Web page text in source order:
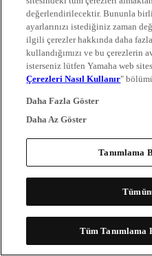
değerlendirilecektir. Bununla
ayarlarınızı istediğiniz zaman
ilgili çerezler hakkında daha
kullandığımızı ve bu çerezlerin
isterseniz lütfen Yamaha web
Çerezleri Nasıl Kullanır"
Daha Fazla Göster
Daha Az Göster
Tanımlama
Tüm